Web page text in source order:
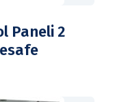
Paneli 2